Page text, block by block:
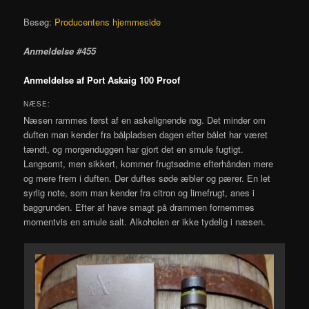
Besøg: Producentens hjemmeside
Anmeldelse #455
Anmeldelse af Port Askaig 100 Proof
NÆSE:
Næsen rammes først af en askelignende røg. Det minder om
duften man kender fra bålpladsen dagen efter bålet har været
tændt, og morgenduggen har gjort det en smule fugtigt.
Langsomt, men sikkert, kommer frugtsødme efterhånden mere
og mere frem i duften. Der duftes søde æbler og pærer. En let
syrlig note, som man kender fra citron og limefrugt, anes i
baggrunden. Efter af have smagt på drammen fornemmes
momentvis en smule salt. Alkoholen er ikke tydelig i næsen.